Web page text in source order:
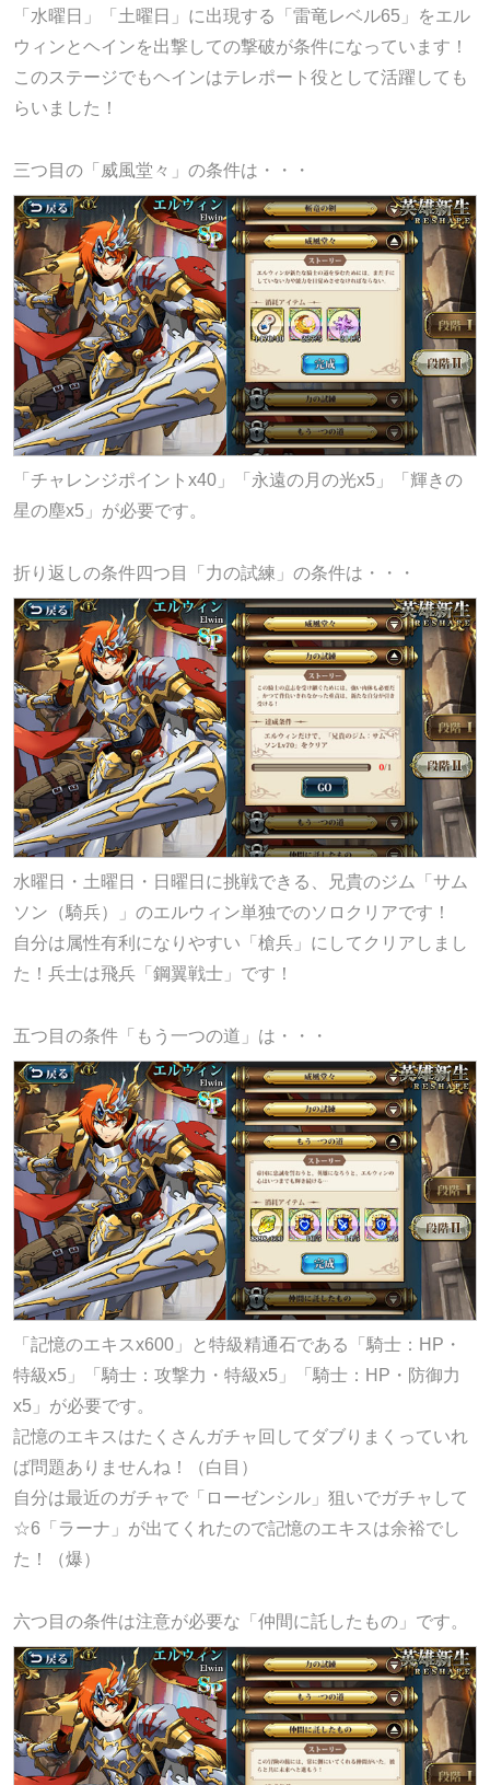
「水曜日」「土曜日」に出現する「雷竜レベル65」をエル
ウィンとヘインを出撃しての撃破が条件になっています！
このステージでもヘインはテレポート役として活躍しても
らいました！
三つ目の「威風堂々」の条件は・・・
「チャレンジポイントx40」「永遠の月の光x5」「輝きの
星の塵x5」が必要です。
折り返しの条件四つ目「力の試練」の条件は・・・
水曜日・土曜日・日曜日に挑戦できる、兄貴のジム「サム
ソン（騎兵）」のエルウィン単独でのソロクリアです！
自分は属性有利になりやすい「槍兵」にしてクリアしまし
た！兵士は飛兵「鋼翼戦士」です！
五つ目の条件「もう一つの道」は・・・
「記憶のエキスx600」と特級精通石である「騎士：HP・
特級x5」「騎士：攻撃力・特級x5」「騎士：HP・防御力
x5」が必要です。
記憶のエキスはたくさんガチャ回してダブりまくっていれ
ば問題ありませんね！（白目）
自分は最近のガチャで「ローゼンシル」狙いでガチャして
☆6「ラーナ」が出てくれたので記憶のエキスは余裕でし
た！（爆）
六つ目の条件は注意が必要な「仲間に託したもの」です。